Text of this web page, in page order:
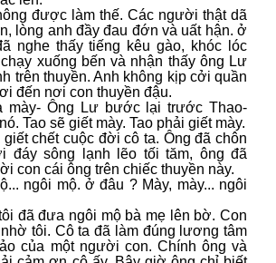
được làm thế. Các người thật dã
lòng anh đầy đau đớn và uất hận. ở
nghe thấy tiếng kêu gào, khóc lóc
xuống bến và nhận thấy ông Lư
trên thuyền. Anh không kịp cởi quần
đến nơi con thuyền đậu.
mày- Ông Lư bước lại trước Thao-
Tao sẽ giết mày. Tao phải giết mày.
giết chết cuộc đời cô ta. Ông đã chôn
đáy sông lạnh lẽo tối tăm, ông đã
con cái ông trên chiếc thuyền này.
ngôi mộ. ở đâu ? Mày, mày... ngôi
đã đưa ngôi mộ bà mẹ lên bờ. Con
tôi. Cô ta đã làm đúng lương tâm
của một người con. Chính ông và